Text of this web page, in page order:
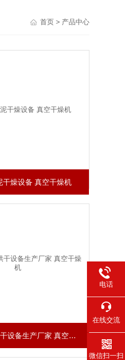
首页 > 产品中心
干燥设备 真空干燥机
圆盘式污泥烘干设备生产厂家 真空干燥机
电话
在线交流
微信扫一扫